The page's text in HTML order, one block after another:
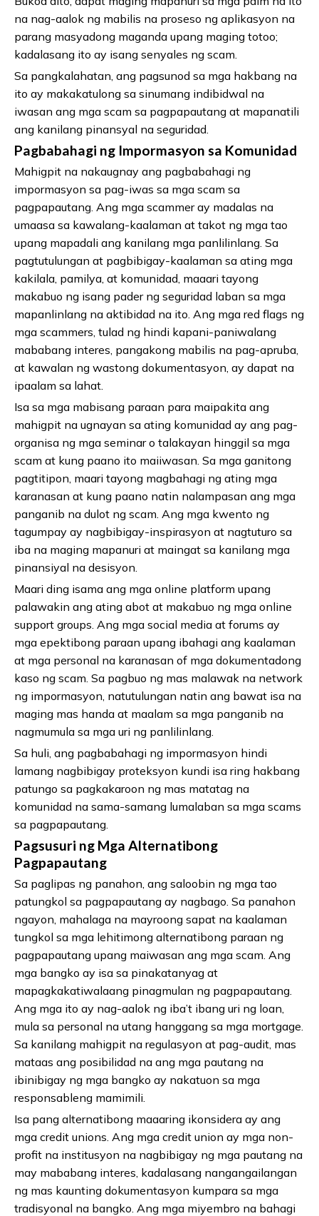
na nag-aalok ng mabilis na proseso ng aplikasyon na
parang masyadong maganda upang maging totoo;
kadalasang ito ay isang senyales ng scam.
Sa pangkalahatan, ang pagsunod sa mga hakbang na
ito ay makakatulong sa sinumang indibidwal na
iwasan ang mga scam sa pagpapautang at mapanatili
ang kanilang pinansyal na seguridad.
Pagbabahagi ng Impormasyon sa Komunidad
Mahigpit na nakaugnay ang pagbabahagi ng
impormasyon sa pag-iwas sa mga scam sa
pagpapautang. Ang mga scammer ay madalas na
umaasa sa kawalang-kaalaman at takot ng mga tao
upang mapadali ang kanilang mga panlilinlang. Sa
pagtutulungan at pagbibigay-kaalaman sa ating mga
kakilala, pamilya, at komunidad, maaari tayong
makabuo ng isang pader ng seguridad laban sa mga
mapanlinlang na aktibidad na ito. Ang mga red flags ng
mga scammers, tulad ng hindi kapani-paniwalang
mababang interes, pangakong mabilis na pag-apruba,
at kawalan ng wastong dokumentasyon, ay dapat na
ipaalam sa lahat.
Isa sa mga mabisang paraan para maipakita ang
mahigpit na ugnayan sa ating komunidad ay ang pag-
organisa ng mga seminar o talakayan hinggil sa mga
scam at kung paano ito maiiwasan. Sa mga ganitong
pagtitipon, maari tayong magbahagi ng ating mga
karanasan at kung paano natin nalampasan ang mga
panganib na dulot ng scam. Ang mga kwento ng
tagumpay ay nagbibigay-inspirasyon at nagtuturo sa
iba na maging mapanuri at maingat sa kanilang mga
pinansiyal na desisyon.
Maari ding isama ang mga online platform upang
palawakin ang ating abot at makabuo ng mga online
support groups. Ang mga social media at forums ay
mga epektibong paraan upang ibahagi ang kaalaman
at mga personal na karanasan of mga dokumentadong
kaso ng scam. Sa pagbuo ng mas malawak na network
ng impormasyon, natutulungan natin ang bawat isa na
maging mas handa at maalam sa mga panganib na
nagmumula sa mga uri ng panlilinlang.
Sa huli, ang pagbabahagi ng impormasyon hindi
lamang nagbibigay proteksyon kundi isa ring hakbang
patungo sa pagkakaroon ng mas matatag na
komunidad na sama-samang lumalaban sa mga scams
sa pagpapautang.
Pagsusuri ng Mga Alternatibong
Pagpapautang
Sa paglipas ng panahon, ang saloobin ng mga tao
patungkol sa pagpapautang ay nagbago. Sa panahon
ngayon, mahalaga na mayroong sapat na kaalaman
tungkol sa mga lehitimong alternatibong paraan ng
pagpapautang upang maiwasan ang mga scam. Ang
mga bangko ay isa sa pinakatanyag at
mapagkakatiwalaang pinagmulan ng pagpapautang.
Ang mga ito ay nag-aalok ng iba’t ibang uri ng loan,
mula sa personal na utang hanggang sa mga mortgage.
Sa kanilang mahigpit na regulasyon at pag-audit, mas
mataas ang posibilidad na ang mga pautang na
ibinibigay ng mga bangko ay nakatuon sa mga
responsableng mamimili.
Isa pang alternatibong maaaring ikonsidera ay ang
mga credit unions. Ang mga credit union ay mga non-
profit na institusyon na nagbibigay ng mga pautang na
may mababang interes, kadalasang nangangailangan
ng mas kaunting dokumentasyon kumpara sa mga
tradisyonal na bangko. Ang mga miyembro na bahagi